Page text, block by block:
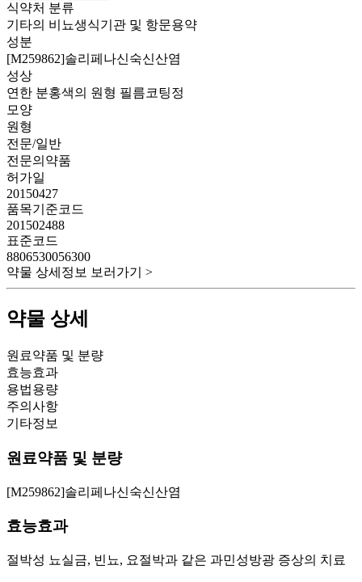
식약처 분류
기타의 비뇨생식기관 및 항문용약
성분
[M259862]솔리페나신숙신산염
성상
연한 분홍색의 원형 필름코팅정
모양
원형
전문/일반
전문의약품
허가일
20150427
품목기준코드
201502488
표준코드
8806530056300
약물 상세정보 보러가기 >
약물 상세
원료약품 및 분량
효능효과
용법용량
주의사항
기타정보
원료약품 및 분량
[M259862]솔리페나신숙신산염
효능효과
절박성 뇨실금, 빈뇨, 요절박과 같은 과민성방광 증상의 치료